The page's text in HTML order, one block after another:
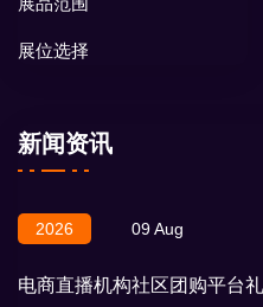
展位选择
新闻资讯
2026 09 Aug
电商直播机构社区团购平台